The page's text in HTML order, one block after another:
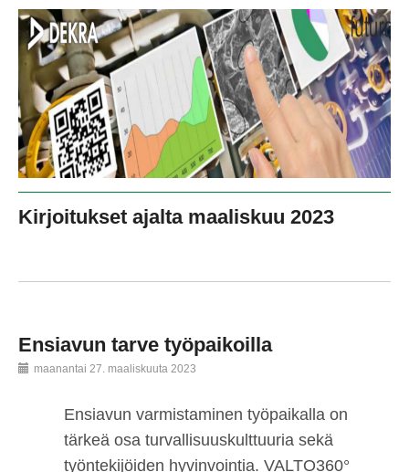
Kirjoitukset ajalta maaliskuu 2023
Ensiavun tarve työpaikoilla
maanantai 27. maaliskuuta 2023
Ensiavun varmistaminen työpaikalla on
tärkeä osa turvallisuuskulttuuria sekä
työntekijöiden hyvinvointia. VALTO360°